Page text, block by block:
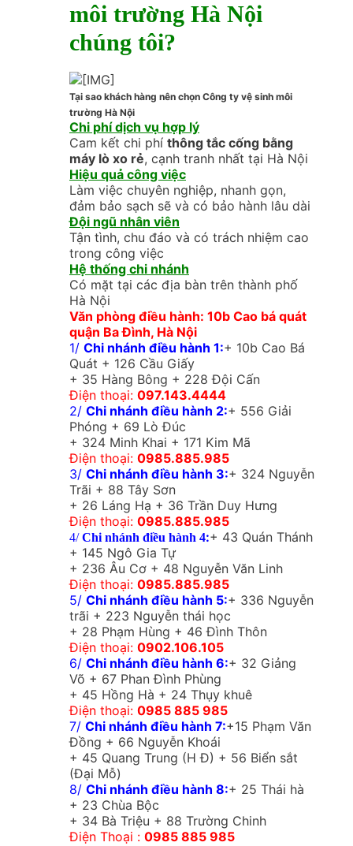
môi trường Hà Nội
chúng tôi?
Tại sao khách hàng nên chọn Công ty vệ sinh môi
trường Hà Nội
Chi phí dịch vụ hợp lý
Cam kết chi phí thông tắc cống bằng
máy lò xo rẻ, cạnh tranh nhất tại Hà Nội
Hiệu quả công việc
Làm việc chuyên nghiệp, nhanh gọn,
đảm bảo sạch sẽ và có bảo hành lâu dài
Đội ngũ nhân viên
Tận tình, chu đáo và có trách nhiệm cao
trong công việc
Hệ thống chi nhánh
Có mặt tại các địa bàn trên thành phố
Hà Nội
Văn phòng điều hành: 10b Cao bá quát
quận Ba Đình, Hà Nội
1/ Chi nhánh điều hành 1:+ 10b Cao Bá
Quát + 126 Cầu Giấy
+ 35 Hàng Bông + 228 Đội Cấn
Điện thoại: 097.143.4444
2/ Chi nhánh điều hành 2:+ 556 Giải
Phóng + 69 Lò Đúc
+ 324 Minh Khai + 171 Kim Mã
Điện thoại: 0985.885.985
3/ Chi nhánh điều hành 3:+ 324 Nguyễn
Trãi + 88 Tây Sơn
+ 26 Láng Hạ + 36 Trần Duy Hưng
Điện thoại: 0985.885.985
4/Chi nhánh điều hành 4:+ 43 Quán Thánh
+ 145 Ngô Gia Tự
+ 236 Âu Cơ + 48 Nguyễn Văn Linh
Điện thoại: 0985.885.985
5/ Chi nhánh điều hành 5:+ 336 Nguyễn
trãi + 223 Nguyễn thái học
+ 28 Phạm Hùng + 46 Đình Thôn
Điện thoại: 0902.106.105
6/ Chi nhánh điều hành 6:+ 32 Giảng
Võ + 67 Phan Đình Phùng
+ 45 Hồng Hà + 24 Thụy khuê
Điện thoại: 0985 885 985
7/ Chi nhánh điều hành 7:+15 Phạm Văn
Đồng + 66 Nguyễn Khoái
+ 45 Quang Trung (H Đ) + 56 Biển sắt
(Đại Mỗ)
8/ Chi nhánh điều hành 8:+ 25 Thái hà
+ 23 Chùa Bộc
+ 34 Bà Triệu + 88 Trường Chinh
Điện Thoại : 0985 885 985